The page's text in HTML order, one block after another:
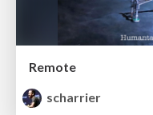
Remote
scharrier